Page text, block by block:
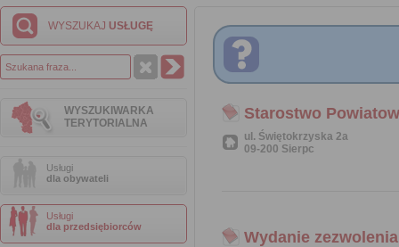
WYSZUKAJ USŁUGĘ
WYSZUKIWARKA
TERYTORIALNA
Usługi
dla obywateli
Usługi
dla przedsiębiorców
Starostwo
ul. Świętokrzyska 2a
09-200 Sierpc
Wydanie